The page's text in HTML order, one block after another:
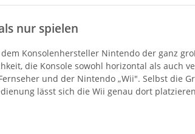
nur spielen
Konsolenhersteller Nintendo der ganz
die Konsole sowohl horizontal als auch
und der Nintendo „Wii". Selbst die
lässt sich die Wii genau dort